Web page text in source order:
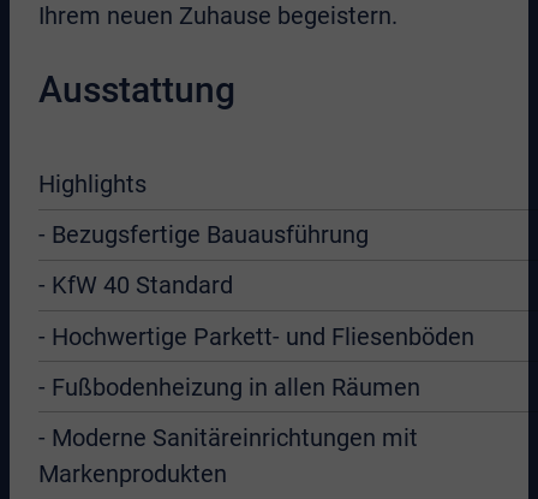
Ihrem neuen Zuhause begeistern.
Ausstattung
Highlights
- Bezugsfertige Bauausführung
- KfW 40 Standard
- Hochwertige Parkett- und Fliesenböden
- Fußbodenheizung in allen Räumen
- Moderne Sanitäreinrichtungen mit
Markenprodukten